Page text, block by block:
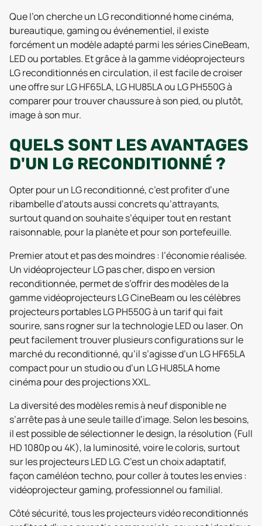
Que l’on cherche un LG reconditionné home cinéma,
bureautique, gaming ou événementiel, il existe
forcément un modèle adapté parmi les séries CineBeam,
LED ou portables. Et grâce à la gamme vidéoprojecteurs
LG reconditionnés en circulation, il est facile de croiser
une offre sur LG HF65LA, LG HU85LA ou LG PH550G à
comparer pour trouver chaussure à son pied, ou plutôt,
image à son mur.
QUELS SONT LES AVANTAGES
D'UN LG RECONDITIONNÉ ?
Opter pour un LG reconditionné, c’est profiter d’une
ribambelle d’atouts aussi concrets qu’attrayants,
surtout quand on souhaite s’équiper tout en restant
raisonnable, pour la planète et pour son portefeuille.
Premier atout et pas des moindres : l’économie réalisée.
Un vidéoprojecteur LG pas cher, dispo en version
reconditionnée, permet de s’offrir des modèles de la
gamme vidéoprojecteurs LG CineBeam ou les célèbres
projecteurs portables LG PH550G à un tarif qui fait
sourire, sans rogner sur la technologie LED ou laser. On
peut facilement trouver plusieurs configurations sur le
marché du reconditionné, qu’il s’agisse d’un LG HF65LA
compact pour un studio ou d’un LG HU85LA home
cinéma pour des projections XXL.
La diversité des modèles remis à neuf disponible ne
s’arrête pas à une seule taille d’image. Selon les besoins,
il est possible de sélectionner le design, la résolution (Full
HD 1080p ou 4K), la luminosité, voire le coloris, surtout
sur les projecteurs LED LG. C’est un choix adaptatif,
façon caméléon techno, pour coller à toutes les envies :
vidéoprojecteur gaming, professionnel ou familial.
Côté sécurité, tous les projecteurs vidéo reconditionnés